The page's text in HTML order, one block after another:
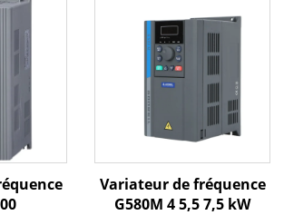
Variateur de fréquence
G580M 4 5,5 7,5 kW